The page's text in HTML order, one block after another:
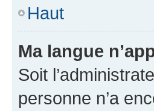
Haut
Ma langue
Soit
personne n’a